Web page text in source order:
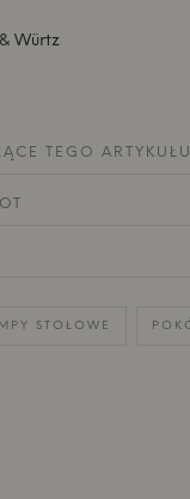
Würtz
TEGO
STOŁOWE